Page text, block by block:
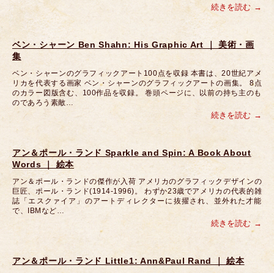
続きを読む
ベン・シャーン Ben Shahn: His Graphic Art ｜ 美術・画
集
ベン・シャーンのグラフィックアート100点を収録 本書は、20世紀アメ
リカを代表する画家 ベン・シャーンのグラフィックアートの画集。 8点
のカラー図版含む、100作品を収録。 巻頭ページに、以前の持ち主のも
のであろう素敵…
続きを読む
アン＆ポール・ランド Sparkle and Spin: A Book About
Words ｜ 絵本
アン＆ポール・ランドの傑作が入荷 アメリカのグラフィックデザインの
巨匠、ポール・ランド(1914-1996)。 わずか23歳でアメリカの代表的雑
誌「エスクァイア」のアートディレクターに抜擢され、並外れた才能
で、IBMなど…
続きを読む
アン＆ポール・ランド Little1: Ann&Paul Rand ｜ 絵本